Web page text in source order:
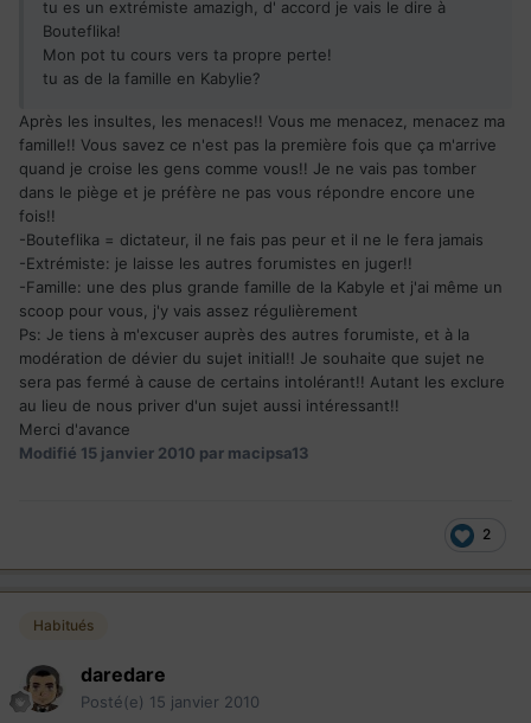
tu es un extrémiste amazigh, d' accord je vais le dire à
Bouteflika!
Mon pot tu cours vers ta propre perte!
tu as de la famille en Kabylie?
Après les insultes, les menaces!! Vous me menacez, menacez ma
famille!! Vous savez ce n'est pas la première fois que ça m'arrive
quand je croise les gens comme vous!! Je ne vais pas tomber
dans le piège et je préfère ne pas vous répondre encore une
fois!!
-Bouteflika = dictateur, il ne fais pas peur et il ne le fera jamais
-Extrémiste: je laisse les autres forumistes en juger!!
-Famille: une des plus grande famille de la Kabyle et j'ai même un
scoop pour vous, j'y vais assez régulièrement
Ps: Je tiens à m'excuser auprès des autres forumiste, et à la
modération de dévier du sujet initial!! Je souhaite que sujet ne
sera pas fermé à cause de certains intolérant!! Autant les exclure
au lieu de nous priver d'un sujet aussi intéressant!!
Merci d'avance
Modifié 15 janvier 2010 par macipsa13
2
Habitués
daredare
Posté(e) 15 janvier 2010